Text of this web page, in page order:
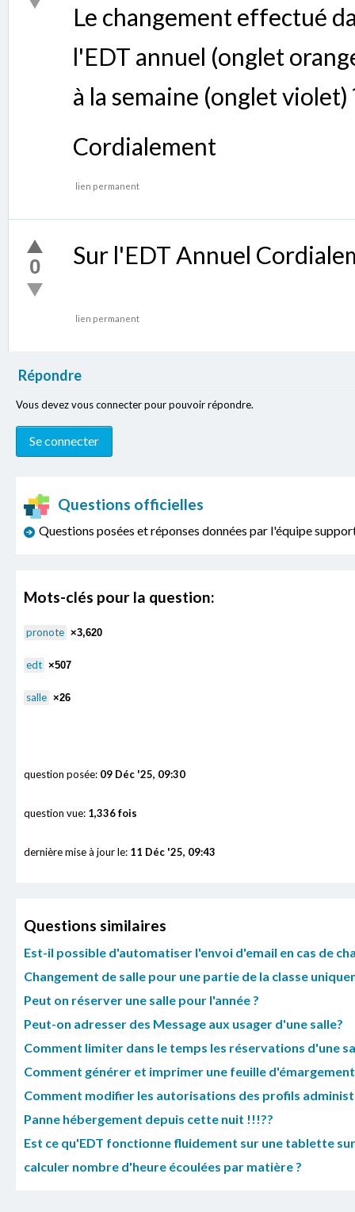
Le changement effectué
l'EDT annuel (onglet
à la semaine (onglet violet)
Cordialement
lien permanent
0 Sur l'EDT Annuel
lien permanent
Répondre
Vous devez vous connecter pour pouvoir répondre.
Questions officielles
Questions posées et réponses données par l'équipe
Mots-clés pour la question:
pronote ×3,620
edt ×507
salle ×26
question posée: 09 Déc '25, 09:30
question vue: 1,336 fois
dernière mise à jour le: 11 Déc '25, 09:43
Questions similaires
Est-il possible d'automatiser l'envoi d'email en cas de
Changement de salle pour une partie de la classe
Peut on réserver une salle pour l'année ?
Peut-on adresser des Message aux usager d'une salle?
Comment limiter dans le temps les réservations d'une
Comment générer et imprimer une feuille
Comment modifier les autorisations des profils
Panne hébergement depuis cette nuit !!!??
Est ce qu'EDT fonctionne fluidement sur une tablette
calculer nombre d'heure écoulées par matière ?